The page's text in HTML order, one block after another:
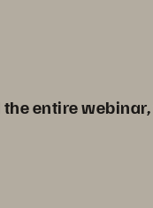
entire